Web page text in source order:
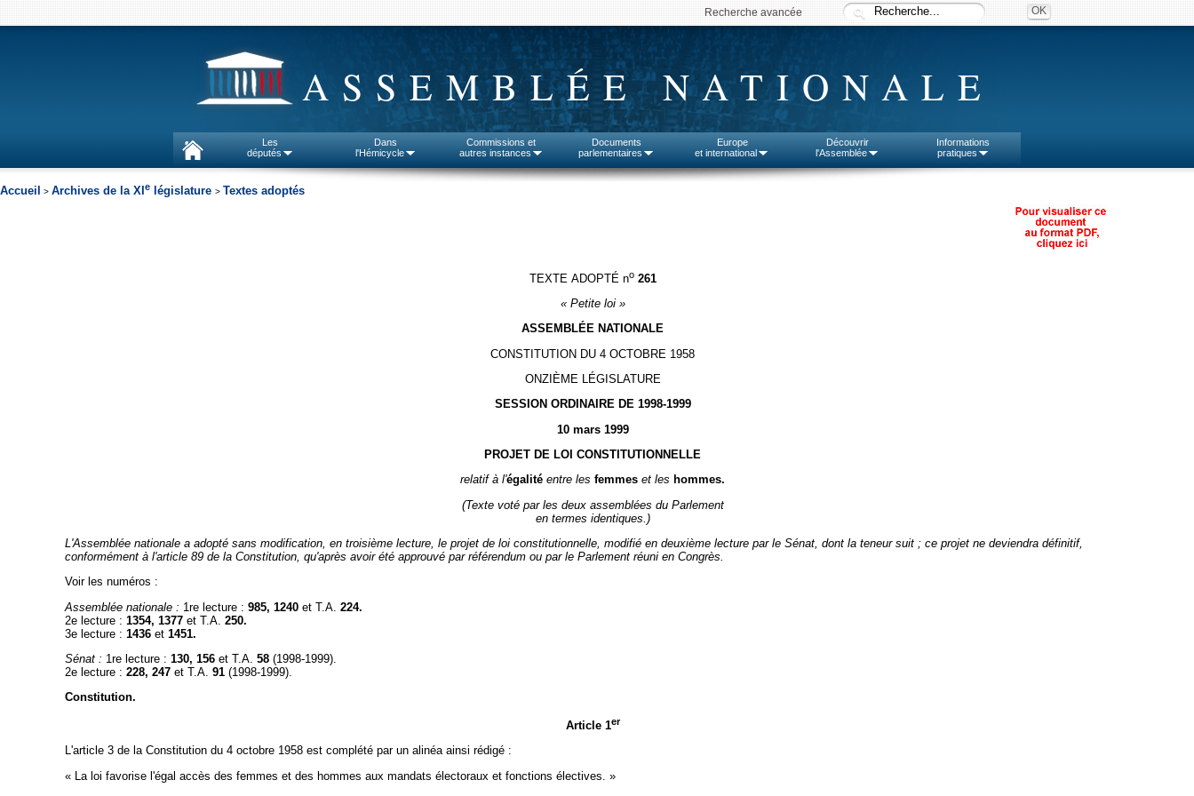
Recherche avancée
ASSEMBLÉE NATIONALE
Les
députés
Dans
l'Hémicycle
Commissions et
autres instances
Documents
parlementaires
Europe
et international
Découvrir
l'Assemblée
Informations
pratiques
Accueil > Archives de la XI e législature > Textes adoptés
TEXTE ADOPTÉ no 261
« Petite loi »
ASSEMBLÉE NATIONALE
CONSTITUTION DU 4 OCTOBRE 1958
ONZIÈME LÉGISLATURE
SESSION ORDINAIRE DE 1998-1999
10 mars 1999
PROJET DE LOI CONSTITUTIONNELLE
relatif à l'égalité entre les femmes et les hommes.
(Texte voté par les deux assemblées du Parlement
en termes identiques.)
L'Assemblée nationale a adopté sans modification, en troisième lecture, le projet de loi constitutionnelle, modifié en deuxième lecture par le Sénat, dont la teneur suit ; ce projet ne deviendra définitif,
conformément à l'article 89 de la Constitution, qu'après avoir été approuvé par référendum ou par le Parlement réuni en Congrès.
Voir les numéros :
Assemblée nationale : 1re lecture : 985, 1240 et T.A. 224.
2e lecture : 1354, 1377 et T.A. 250.
3e lecture : 1436 et 1451.
Sénat : 1re lecture : 130, 156 et T.A. 58 (1998-1999).
2e lecture : 228, 247 et T.A. 91 (1998-1999).
Constitution.
Article 1er
L'article 3 de la Constitution du 4 octobre 1958 est complété par un alinéa ainsi rédigé :
« La loi favorise l'égal accès des femmes et des hommes aux mandats électoraux et fonctions électives. »